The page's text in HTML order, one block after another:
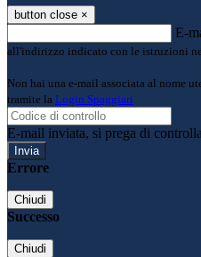
button close ×
E-
all'indirizzo indicato con le istruzioni
Non hai una e-mail associata al nome
tramite la Login Spaggiari
E-mail inviata, si prega di
Errore
Chiudi
Successo
Chiudi